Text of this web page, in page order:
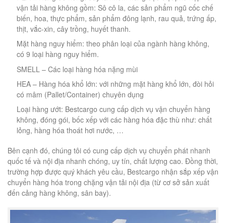
vận tải hàng không gồm: Sô cô la, các sản phẩm ngũ cốc chế
biến, hoa, thực phẩm, sản phẩm đông lạnh, rau quả, trứng ấp,
thịt, vắc-xin, cây trồng, huyết thanh.
Mặt hàng nguy hiểm: theo phân loại của ngành hàng không,
có 9 loại hàng nguy hiểm.
SMELL – Các loại hàng hóa nặng mùi
HEA – Hàng hóa khổ lớn: với những mặt hàng khổ lớn, đòi hỏi
có mâm (Pallet/Container) chuyên dụng
Loại hàng ướt: Bestcargo cung cấp dịch vụ vận chuyển hàng
không, đóng gói, bốc xếp với các hàng hóa đặc thù như: chất
lỏng, hàng hóa thoát hơi nước, …
Bên cạnh đó, chúng tôi có cung cấp dịch vụ chuyển phát nhanh
quốc tế và nội địa nhanh chóng, uy tín, chất lượng cao. Đồng thời,
trường hợp được quý khách yêu cầu, Bestcargo nhận sắp xếp vận
chuyển hàng hóa trong chặng vận tải nội địa (từ cơ sở sản xuất
đến cảng hàng không, sân bay).